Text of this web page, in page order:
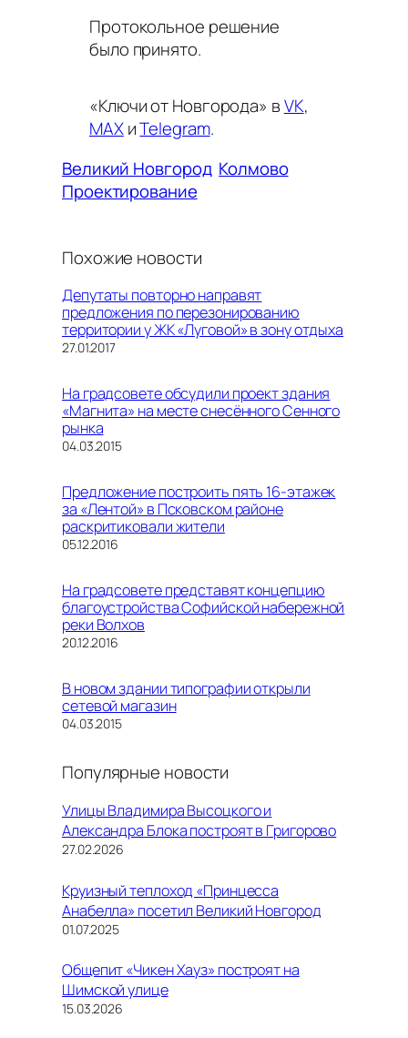
Протокольное решение
было принято.
«Ключи от Новгорода» вVK,
MAXиTelegram.
Великий Новгород Колмово
Проектирование
Похожие новости
Депутаты повторно направят
предложения по перезонированию
территории у ЖК «Луговой» в зону отдыха
Дата
27.01.2017
На градсовете обсудили проект здания
«Магнита» на месте снесённого Сенного
рынка
Дата
04.03.2015
Предложение построить пять 16-этажек
за «Лентой» в Псковском районе
раскритиковали жители
Дата
05.12.2016
На градсовете представят концепцию
благоустройства Софийской набережной
реки Волхов
Дата
20.12.2016
В новом здании типографии открыли
сетевой магазин
Дата
04.03.2015
Популярные новости
Улицы Владимира Высоцкого и
Александра Блока построят в Григорово
27.02.2026
Круизный теплоход «Принцесса
Анабелла» посетил Великий Новгород
01.07.2025
Общепит «Чикен Хауз» построят на
Шимской улице
15.03.2026